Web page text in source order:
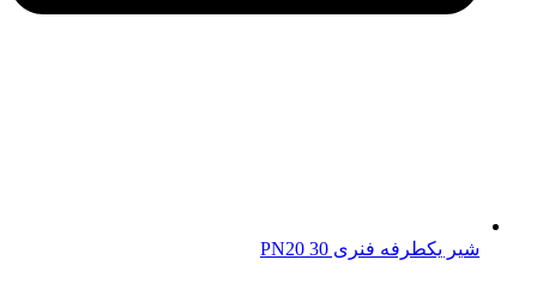
شیر یکطرفه فنری 30 PN20